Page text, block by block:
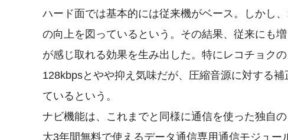
ハード面では基本的には従来機がベース。しかし
の向上を図っているという。その結果、従来にも
が感じ取れる効果を生み出した。特にレコチョク
128kbpsとやや抑え気味だが、圧縮音源に対する
ているという。
ナビ機能は、これまでと同様に通信を使った独自
大3年間無料で使えるデータ通信専用通信モジュ